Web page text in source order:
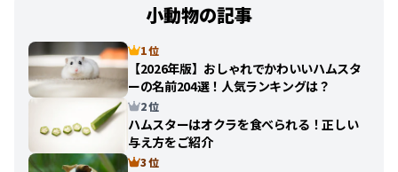
小動物の記事
1 位
【2026年版】おしゃれでかわいいハムスタ
ーの名前204選！人気ランキングは？
2 位
ハムスターはオクラを食べられる！正しい
与え方をご紹介
3 位